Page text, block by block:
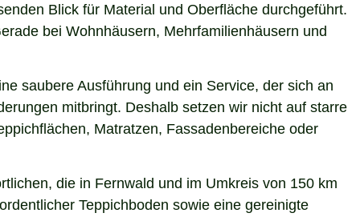
Blick für Material und Oberfläche durchgeführt.
bei Wohnhäusern, Mehrfamilienhäusern und
saubere Ausführung und ein Service, der sich an
mitbringt. Deshalb setzen wir nicht auf starre
Matratzen, Fassadenbereiche oder
die in Fernwald und im Umkreis von 150 km
Teppichboden sowie eine gereinigte